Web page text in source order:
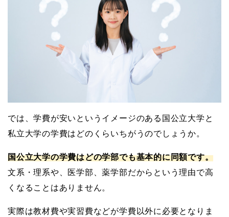
では、学費が安いというイメージのある国公立大学と
私立大学の学費はどのくらいちがうのでしょうか。
国公立大学の学費はどの学部でも基本的に同額です。
文系・理系や、医学部、薬学部だからという理由で高
くなることはありません。
実際は教材費や実習費などが学費以外に必要となりま